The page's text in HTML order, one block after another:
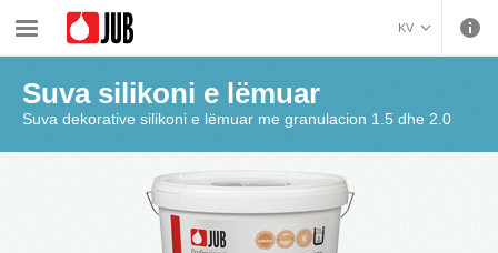
ČEŠTINA (CZECH)
ENGLISH (ENGLISH)
DEUTSCH (GERMAN)
ΕΛΛΗΝΙΚΑ (GREEK)
KV
Sistemet e fasadës dhe zgjidhjet energjetike
Suva silikoni e lëmuar
Suva dekorative silikoni e lëmuar me granulacion 1.5 dhe 2.0